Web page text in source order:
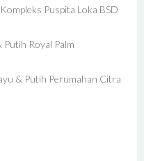
Puspita Loka BSD
Putih Royal Palm
& Putih Perumahan Citra